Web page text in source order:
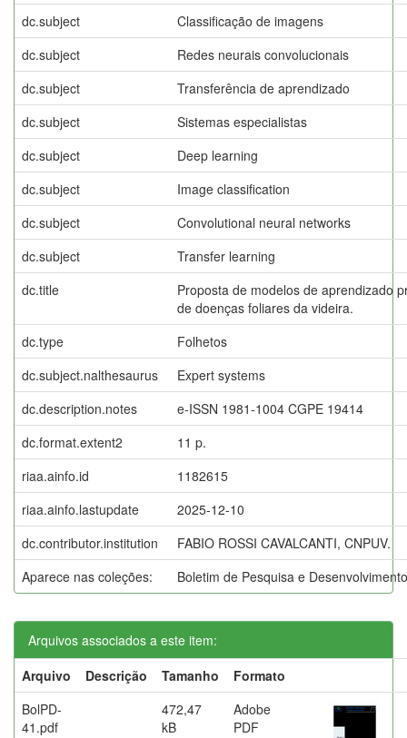
dc.subject
Classificação de imagens
dc.subject
Redes neurais convolucionais
dc.subject
Transferência de aprendizado
dc.subject
Sistemas especialistas
dc.subject
Deep learning
dc.subject
Image classification
dc.subject
Convolutional neural networks
dc.subject
Transfer learning
dc.title
Proposta de modelos de aprendizado
de doenças foliares da videira.
dc.type
Folhetos
dc.subject.nalthesaurus
Expert systems
dc.description.notes
e-ISSN 1981-1004 CGPE 19414
dc.format.extent2
11 p.
riaa.ainfo.id
1182615
riaa.ainfo.lastupdate
2025-12-10
dc.contributor.institution
FABIO ROSSI CAVALCANTI, CNPUV.
Aparece nas coleções:
Boletim de Pesquisa e
Arquivos associados a este item:
Arquivo
Descrição Tamanho
Formato
BolPD-
41.pdf
472,47
kB
Adobe
PDF